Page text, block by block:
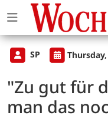
SP
"Zu gut für
man das